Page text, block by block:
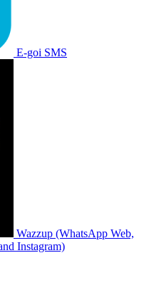
E-goi SMS
Wazzup (WhatsApp Web,
Instagram)